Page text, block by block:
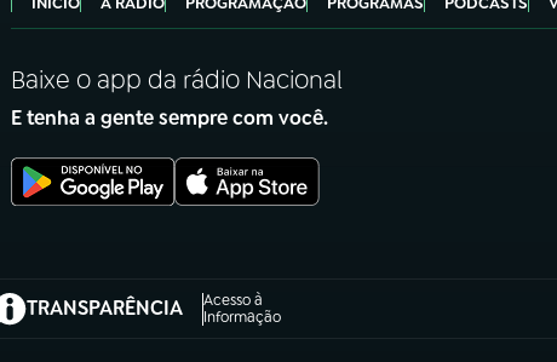
Baixe o app da rádio Nacional
E tenha a gente sempre com você.
TRANSPARÊNCIA
Acesso à
Informação
em nova aba)